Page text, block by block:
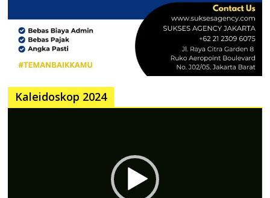
Kaleidoskop 2024